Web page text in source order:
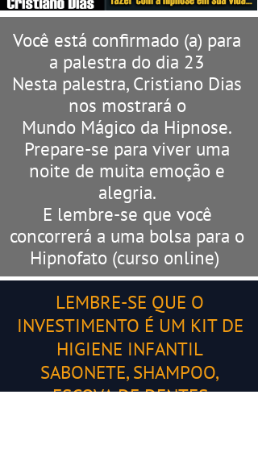
Você está confirmado (a) para
a palestra do dia 23
Nesta palestra, Cristiano Dias
nos mostrará o
Mundo Mágico da Hipnose.
Prepare-se para viver uma
noite de muita emoção e
alegria.
E lembre-se que você
concorrerá a uma bolsa para o
Hipnofato (curso online)
LEMBRE-SE QUE O
INVESTIMENTO É UM KIT DE
HIGIENE INFANTIL
​​​​​​​SABONETE, SHAMPOO,
ESCOVA DE DENTES